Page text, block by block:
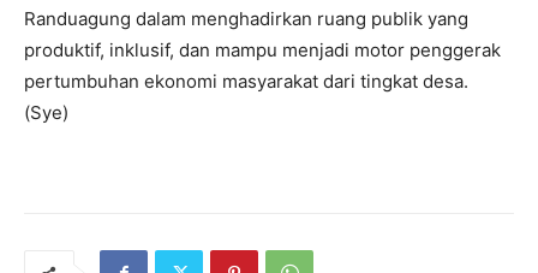
Randuagung dalam menghadirkan ruang publik yang
produktif, inklusif, dan mampu menjadi motor penggerak
pertumbuhan ekonomi masyarakat dari tingkat desa.
(Sye)